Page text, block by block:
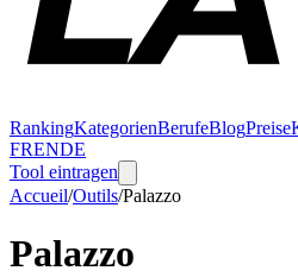
RankingKategorienBerufeBlogPreise
FRENDE
Tool eintragen
Accueil/Outils/Palazzo
Palazzo